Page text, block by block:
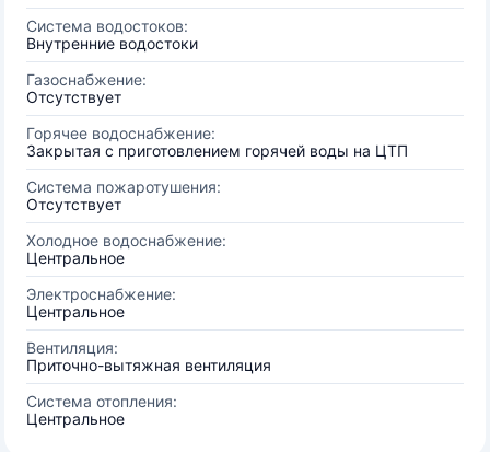
Система водостоков:
Внутренние водостоки
Газоснабжение:
Отсутствует
Горячее водоснабжение:
Закрытая с приготовлением горячей воды на ЦТП
Система пожаротушения:
Отсутствует
Холодное водоснабжение:
Центральное
Электроснабжение:
Центральное
Вентиляция:
Приточно-вытяжная вентиляция
Система отопления:
Центральное